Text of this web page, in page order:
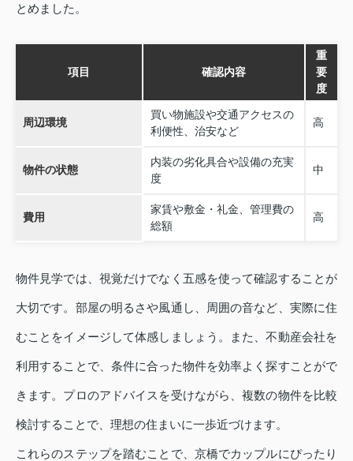
とめました。
項目 確認内容
重
要
度
周辺環境
買い物施設や交通アクセスの
利便性、治安など
高
物件の状態
内装の劣化具合や設備の充実
度
中
費用
家賃や敷金・礼金、管理費の
総額
高
物件見学では、視覚だけでなく五感を使って確認することが
大切です。部屋の明るさや風通し、周囲の音など、実際に住
むことをイメージして体感しましょう。また、不動産会社を
利用することで、条件に合った物件を効率よく探すことがで
きます。プロのアドバイスを受けながら、複数の物件を比較
検討することで、理想の住まいに一歩近づけます。
これらのステップを踏むことで、京橋でカップルにぴったり